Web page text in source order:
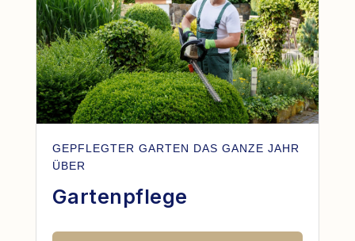
GEPFLEGTER GARTEN DAS GANZE JAHR
ÜBER
Gartenpflege